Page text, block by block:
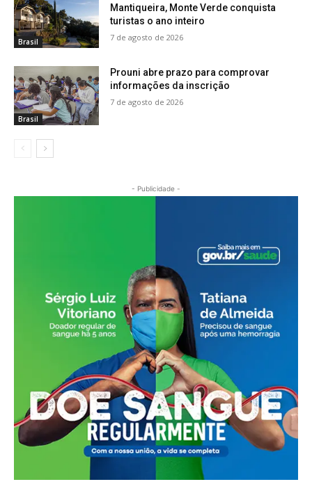
Brasil
Mantiqueira, Monte Verde conquista
turistas o ano inteiro
7 de agosto de 2026
Brasil
Prouni abre prazo para comprovar
informações da inscrição
7 de agosto de 2026
- Publicidade -